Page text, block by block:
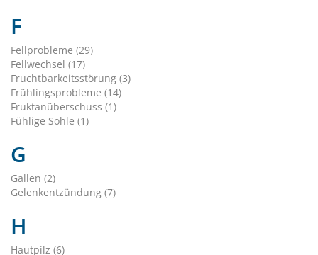
F
Fellprobleme (29)
Fellwechsel (17)
Fruchtbarkeitsstörung (3)
Frühlingsprobleme (14)
Fruktanüberschuss (1)
Fühlige Sohle (1)
G
Gallen (2)
Gelenkentzündung (7)
H
Hautpilz (6)